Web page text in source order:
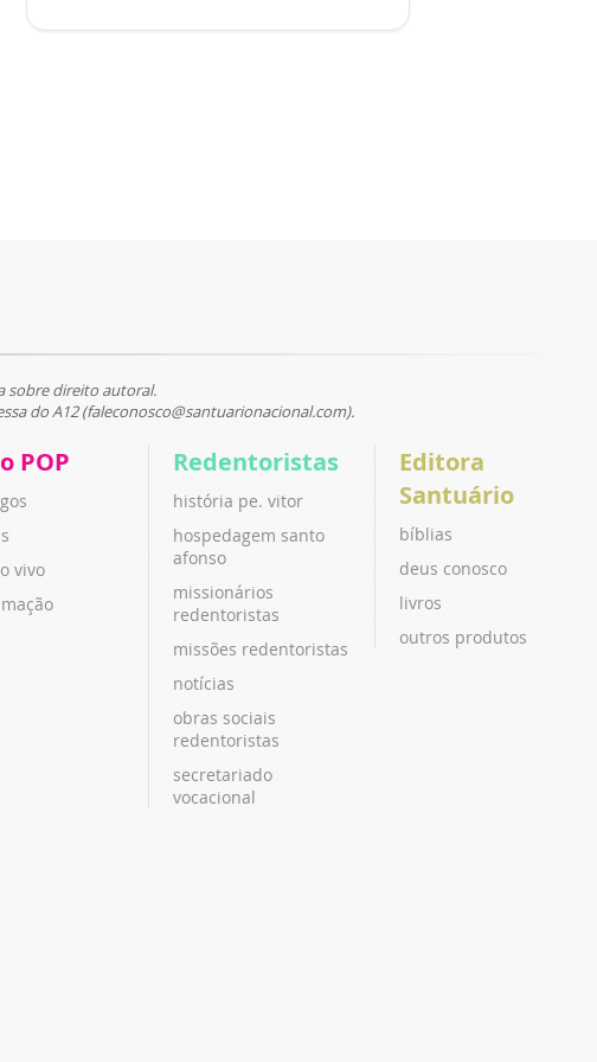
sobre direito autoral.
do A12 (faleconosco@santuarionacional.com).
POP
vivo
Redentoristas
história pe. vitor
hospedagem santo
afonso
missionários
redentoristas
missões redentoristas
notícias
obras sociais
redentoristas
secretariado
vocacional
Editora
Santuário
bíblias
deus conosco
livros
outros produtos